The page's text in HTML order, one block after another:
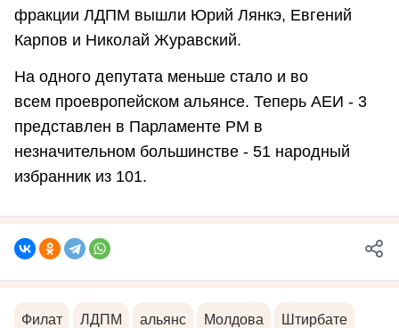
фракции ЛДПМ вышли Юрий Лянкэ, Евгений
Карпов и Николай Журавский.
На одного депутата меньше стало и во
всем проевропейском альянсе. Теперь АЕИ - 3
представлен в Парламенте РМ в
незначительном большинстве - 51 народный
избранник из 101.
Филат ЛДПМ альянс Молдова Штирбате